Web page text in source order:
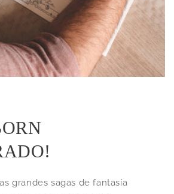
grandes sagas de fantasía